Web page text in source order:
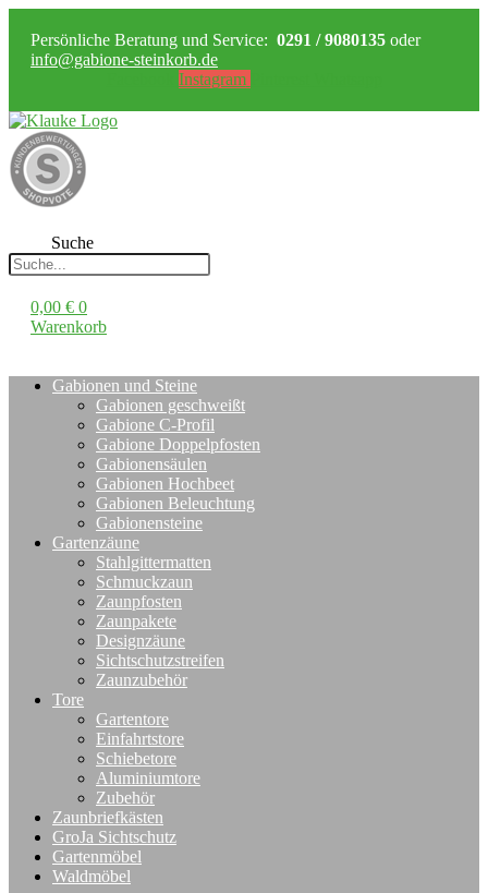
Persönliche Beratung und Service: 0291 / 9080135 oder
info@gabione-steinkorb.de
Instagram
Suche
0,00 € 0
Warenkorb
Gabionen und Steine
Gabionen geschweißt
Gabione C-Profil
Gabione Doppelpfosten
Gabionensäulen
Gabionen Hochbeet
Gabionen Beleuchtung
Gabionensteine
Gartenzäune
Stahlgittermatten
Schmuckzaun
Zaunpfosten
Zaunpakete
Designzäune
Sichtschutzstreifen
Zaunzubehör
Tore
Gartentore
Einfahrtstore
Schiebetore
Aluminiumtore
Zubehör
Zaunbriefkästen
GroJa Sichtschutz
Gartenmöbel
Waldmöbel